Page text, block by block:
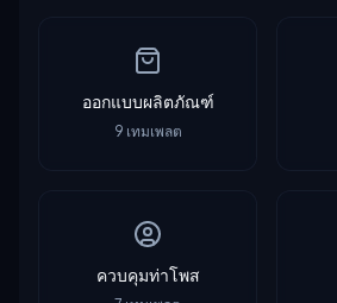
ออกแบบผลิตภัณฑ์
9 เทมเพลต
ควบคุมท่าโพส